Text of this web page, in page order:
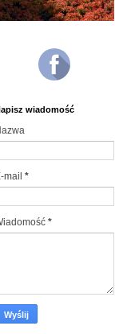
wiadomość
mail *
*